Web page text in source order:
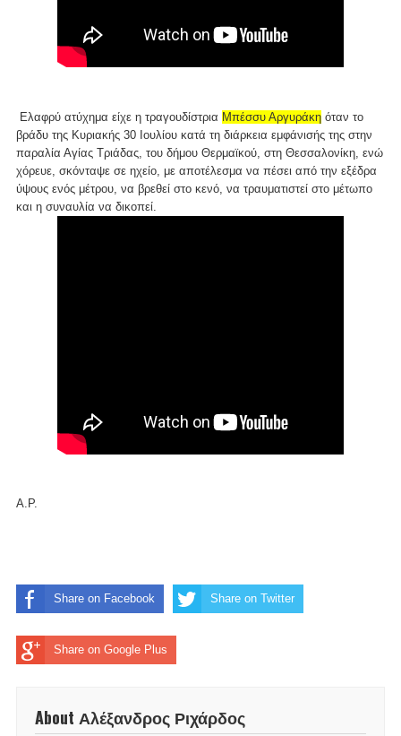
Ελαφρύ ατύχημα είχε η τραγουδίστρια Μπέσσυ Αργυράκη όταν το
βράδυ της Κυριακής 30 Ιουλίου κατά τη διάρκεια εμφάνισής της στην
παραλία Αγίας Τριάδας, του δήμου Θερμαϊκού, στη Θεσσαλονίκη, ενώ
χόρευε, σκόνταψε σε ηχείο, με αποτέλεσμα να πέσει από την εξέδρα
ύψους ενός μέτρου, να βρεθεί στο κενό, να τραυματιστεί στο μέτωπο
και η συναυλία να δικοπεί.
Α.Ρ.
Share on Facebook Share on Twitter
Share on Google Plus
About Αλέξανδρος Ριχάρδος